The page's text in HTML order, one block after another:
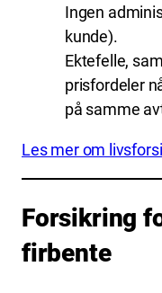
Ingen
kunde).
Ektefelle,
prisfordeler
på samme
Les mer om
Forsikring
firbente